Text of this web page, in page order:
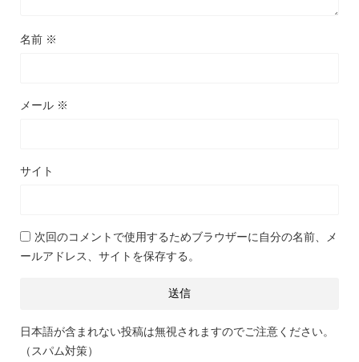
名前 ※
メール ※
サイト
次回のコメントで使用するためブラウザーに自分の名前、メ
ールアドレス、サイトを保存する。
日本語が含まれない投稿は無視されますのでご注意ください。
（スパム対策）